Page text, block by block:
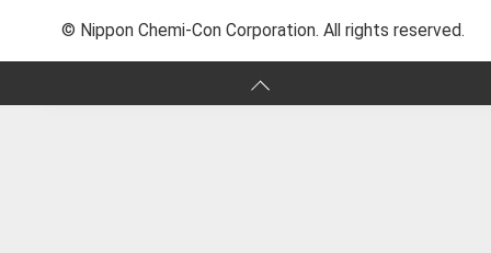
© Nippon Chemi-Con Corporation. All rights reserved.